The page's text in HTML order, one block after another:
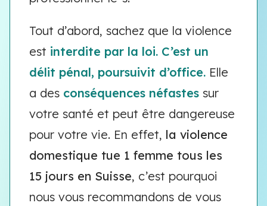
Tout d’abord, sachez que la violence
est interdite par la loi. C’est un
délit pénal, poursuivit d’office. Elle
a des conséquences néfastes sur
votre santé et peut être dangereuse
pour votre vie. En effet, la violence
domestique tue 1 femme tous les
15 jours en Suisse, c’est pourquoi
nous vous recommandons de vous